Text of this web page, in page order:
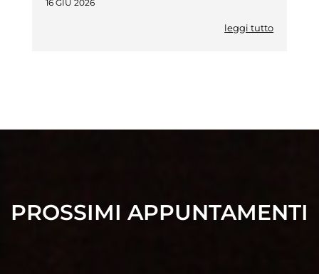
16 GIU 2026
leggi tutto
PROSSIMI APPUNTAMENTI